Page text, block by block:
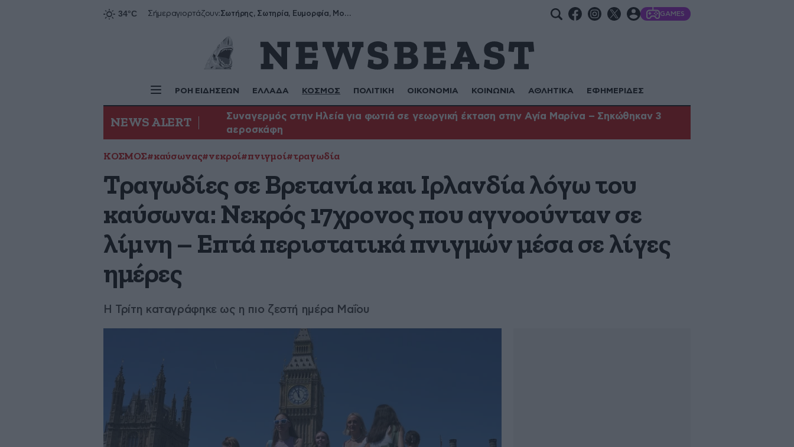
Σήμεραγιορτάζουν: Σωτήρης, Σωτηρία, Ευμορφία, Μορφούλα GAMES
ΡΟΗ ΕΙΔΗΣΕΩΝ ΕΛΛΑΔΑ ΚΟΣΜΟΣ ΠΟΛΙΤΙΚΗ ΟΙΚΟΝΟΜΙΑ ΚΟΙΝΩΝΙΑ ΑΘΛΗΤΙΚΑ ΕΦΗΜΕΡΙΔΕΣ
NEWS ALERT
Συναγερμός στην Ηλεία για φωτιά σε γεωργική έκταση στην Αγία Μαρίνα – Σηκώθηκαν 3
αεροσκάφη
ημέρες
ΚΟΣΜΟΣ#καύσωνας#νεκροί#πνιγμοί#τραγωδία
Τραγωδίες σε Βρετανία και Ιρλανδία λόγω του
καύσωνα: Νεκρός 17χρονος που αγνοούνταν σε
λίμνη – Επτά περιστατικά πνιγμών μέσα σε λίγες
ημέρες
Η Τρίτη καταγράφηκε ως η πιο ζεστή ημέρα Μαΐου